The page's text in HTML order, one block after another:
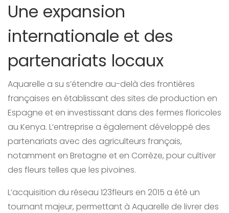
Une expansion
internationale et des
partenariats locaux
Aquarelle a su s’étendre au-delà des frontières
françaises en établissant des sites de production en
Espagne et en investissant dans des fermes floricoles
au Kenya. L’entreprise a également développé des
partenariats avec des agriculteurs français,
notamment en Bretagne et en Corrèze, pour cultiver
des fleurs telles que les pivoines.
L’acquisition du réseau 123fleurs en 2015 a été un
tournant majeur, permettant à Aquarelle de livrer des